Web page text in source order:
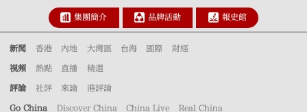
集團簡介 品牌活動 報史館
新聞 香港 內地 大灣區 台海 國際 財經
視頻 熱點 直播 精選
評論 社評 來論 港評論
Go China Discover China China Live Real China